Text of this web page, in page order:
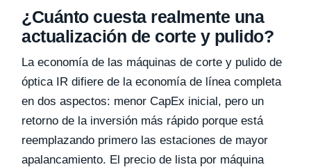
¿Cuánto cuesta realmente una
actualización de corte y pulido?
La economía de las máquinas de corte y pulido de
óptica IR difiere de la economía de línea completa
en dos aspectos: menor CapEx inicial, pero un
retorno de la inversión más rápido porque está
reemplazando primero las estaciones de mayor
apalancamiento. El precio de lista por máquina